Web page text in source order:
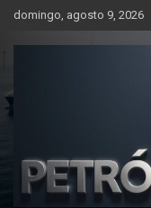
Skip
content
domingo, agosto 9, 2026